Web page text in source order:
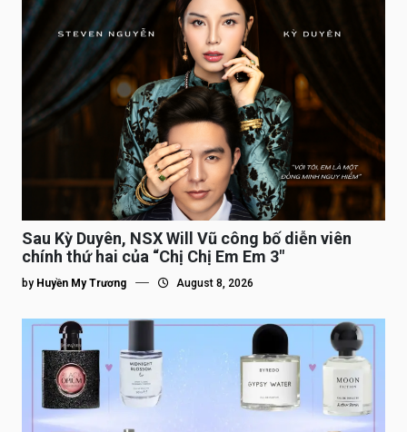
Sau Kỳ Duyên, NSX Will Vũ công bố diễn viên
chính thứ hai của “Chị Chị Em Em 3″
by Huyền My Trương August 8, 2026